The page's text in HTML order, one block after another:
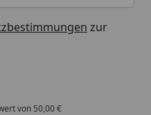
zur
von 50,00 €